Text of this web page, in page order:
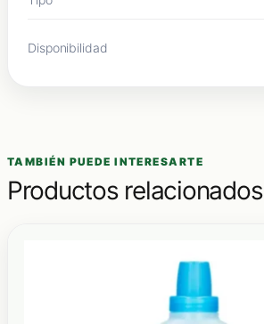
Disponibilidad
TAMBIÉN PUEDE INTERESARTE
Productos relacionados